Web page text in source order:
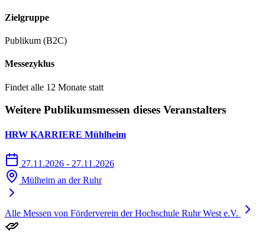
Zielgruppe
Publikum (B2C)
Messezyklus
Findet alle 12 Monate statt
Weitere Publikumsmessen dieses Veranstalters
HRW KARRIERE Mühlheim
27.11.2026 - 27.11.2026
Mülheim an der Ruhr
Alle Messen von Förderverein der Hochschule Ruhr West e.V.